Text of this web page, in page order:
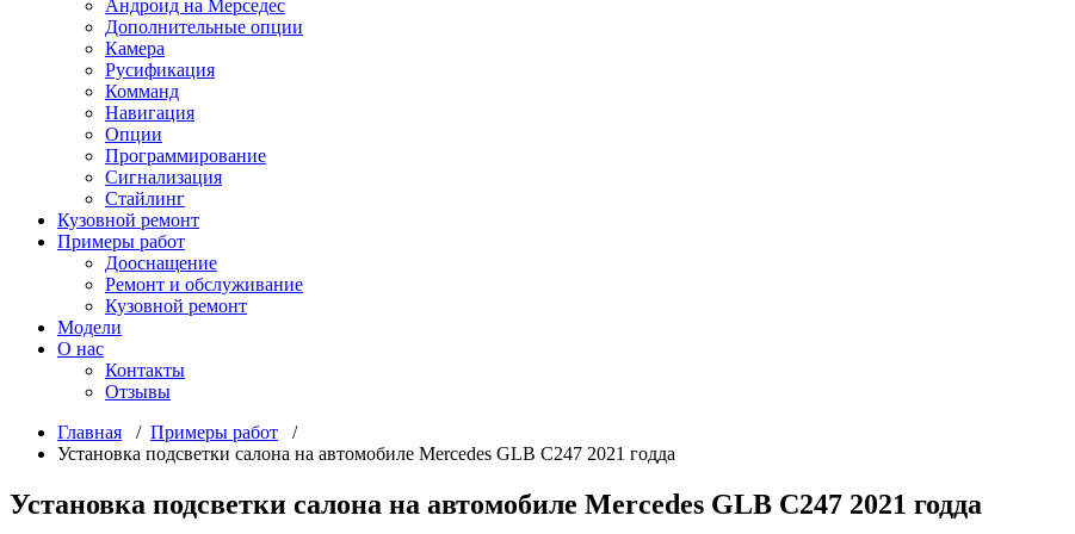
Андроид на Мерседес
Дополнительные опции
Камера
Русификация
Комманд
Навигация
Опции
Программирование
Сигнализация
Стайлинг
Кузовной ремонт
Примеры работ
Дооснащение
Ремонт и обслуживание
Кузовной ремонт
Модели
О нас
Контакты
Отзывы
Главная / Примеры работ /
Установка подсветки салона на автомобиле Mercedes GLB C247 2021 годда
Установка подсветки салона на автомобиле Mercedes GLB C247 2021 годда